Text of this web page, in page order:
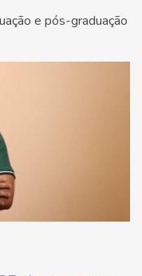
e pós-graduação